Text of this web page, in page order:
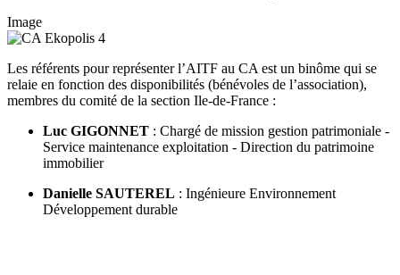
Image
Les référents pour représenter l’AITF au CA est un binôme qui se
relaie en fonction des disponibilités (bénévoles de l’association),
membres du comité de la section Ile-de-France :
Luc GIGONNET : Chargé de mission gestion patrimoniale -
Service maintenance exploitation - Direction du patrimoine
immobilier
Danielle SAUTEREL : Ingénieure Environnement
Développement durable